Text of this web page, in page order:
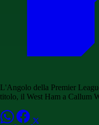
L'Angolo della Premier
titolo, il West Ham a Callum